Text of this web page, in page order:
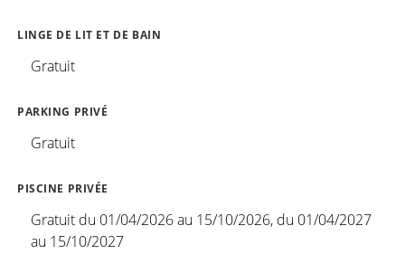
LINGE DE LIT ET DE BAIN
Gratuit
PARKING PRIVÉ
Gratuit
PISCINE PRIVÉE
Gratuit du 01/04/2026 au 15/10/2026, du 01/04/2027
au 15/10/2027